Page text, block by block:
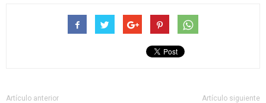
Artículo anterior Artículo siguiente